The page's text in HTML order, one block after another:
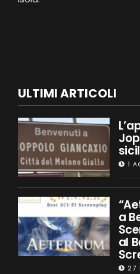
ULTIMI ARTICOLI
1
a
al
27